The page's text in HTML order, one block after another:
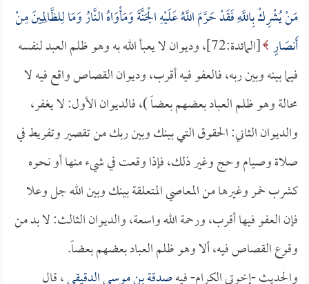
مَنْ يُشْرِكْ بِاللَّهِ فَقَدْ حَرَّمَ اللَّهُ عَلَيْهِ الْجَنَّةَ وَمَأْوَاهُ النَّارُ وَمَا لِلظَّالِمِينَ مِنْ
أَنصَارٍ
[المائدة:72]، وديوان لا يعبأ الله به وهو ظلم العبد لنفسه
فيما بينه وبين ربه، فالعفو فيه أقرب، وديوان القصاص واقع فيه لا
محالة وهو ظلم العباد بعضهم بعضاً )، فالديوان الأول: لا يغفر،
والديوان الثاني: الحقوق التي بينك وبين ربك من تقصير وتفريط في
صلاة وصيام وحج وغير ذلك، فإذا وقعت في شيء منها أو نحوه
كشرب خمر وغيرها من المعاصي المتعلقة بينك وبين الله جل وعلا
فإن العفو فيها أقرب، ورحمة الله واسعة، والديوان الثالث: لا بد من
وقوع القصاص فيه، ألا وهو ظلم العباد بعضهم بعضاً.